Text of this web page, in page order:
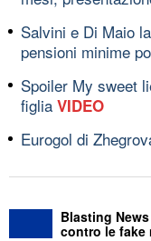
Salvini e Di Maio
pensioni minime
Spoiler My sweet
figlia VIDEO
Eurogol di
Blasting
contro le fake